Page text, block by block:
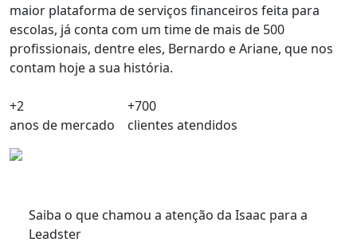
maior plataforma de serviços financeiros feita para
escolas, já conta com um time de mais de 500
profissionais, dentre eles, Bernardo e Ariane, que nos
contam hoje a sua história.
+2
anos de mercado
+700
clientes atendidos
Saiba o que chamou a atenção da Isaac para a
Leadster